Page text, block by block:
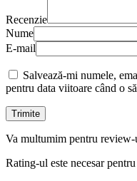
Recenzie
Nume
E-mail
Salvează-mi numele,
pentru data viitoare când o
Va multumim pentru review-
Rating-ul este necesar